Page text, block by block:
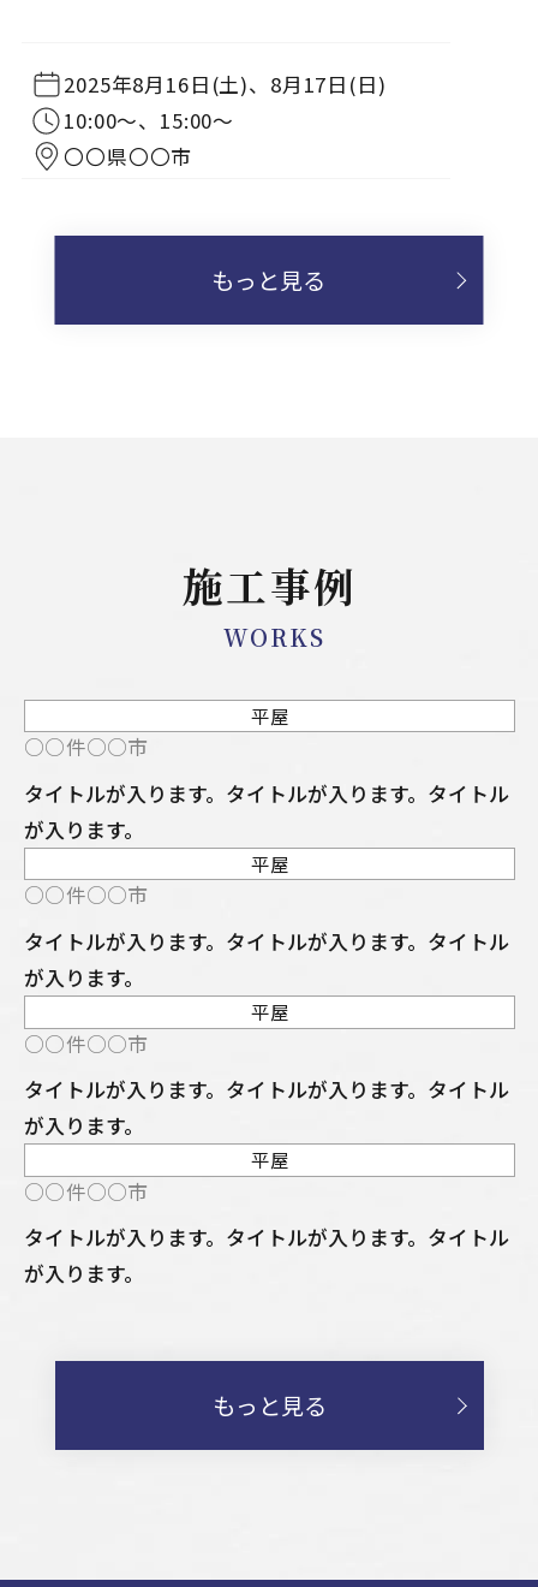
2025年8月16日(土)、8月17日(日)
10:00〜、15:00〜
〇〇県〇〇市
もっと見る
施工事例
WORKS
NEW 平屋
○○件○○市
タイトルが入ります。タイトルが入ります。タイトル
が入ります。
NEW 平屋
○○件○○市
タイトルが入ります。タイトルが入ります。タイトル
が入ります。
NEW 平屋
○○件○○市
タイトルが入ります。タイトルが入ります。タイトル
が入ります。
NEW 平屋
○○件○○市
タイトルが入ります。タイトルが入ります。タイトル
が入ります。
もっと見る